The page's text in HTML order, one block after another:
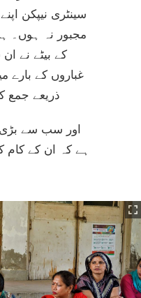
سینٹری نیپکن
مجبور نہ ہوں۔
کے بیٹے نے
غباروں کے بارے
ذریعے جمع
اور سب سے بڑی
ہے کہ ان کے کام